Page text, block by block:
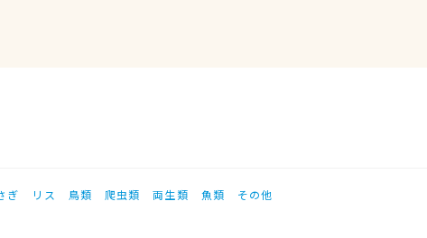
ぎ リス 鳥類 爬虫類 両生類 魚類 その他